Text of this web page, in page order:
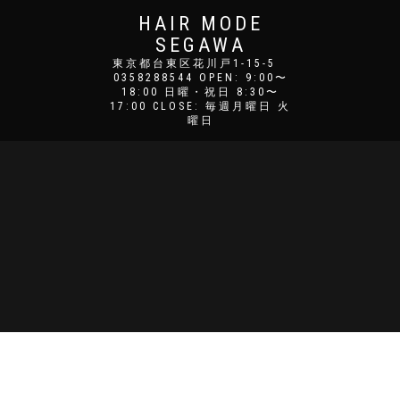
HAIR MODE
SEGAWA
東京都台東区花川戸1-15-5
0358288544 OPEN: 9:00〜
18:00 日曜・祝日 8:30〜
17:00 CLOSE: 毎週月曜日 火
曜日